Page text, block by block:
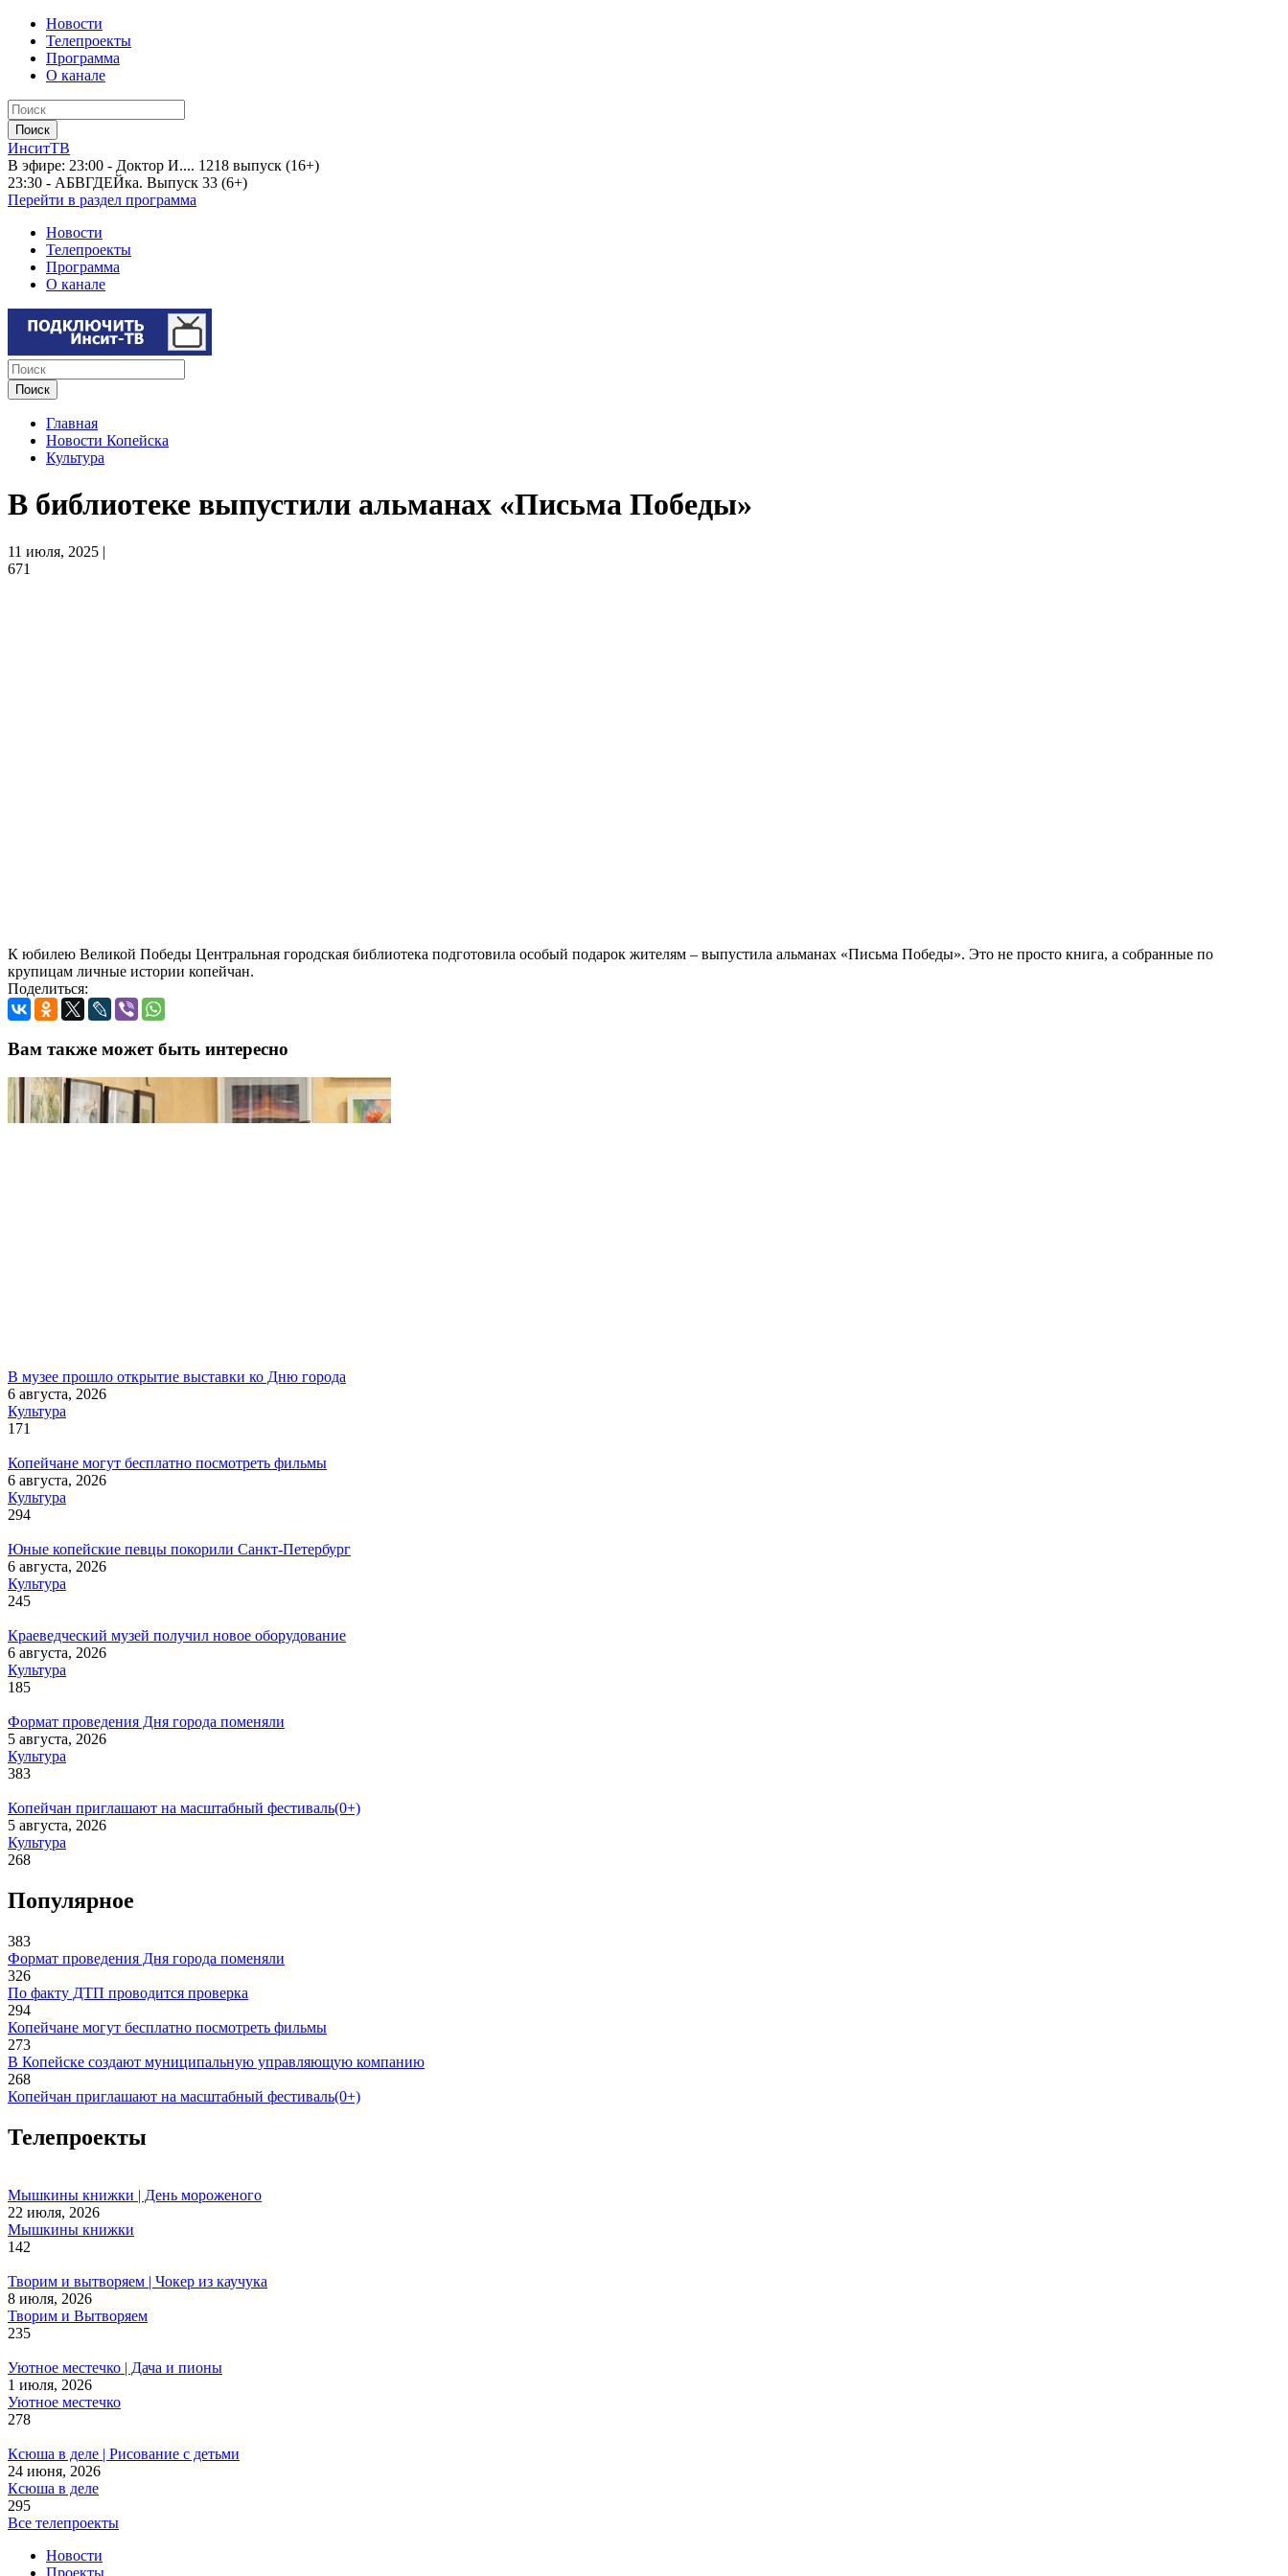
Новости
Телепроекты
Программа
О канале
ИнситТВ
В эфире: 23:00 - Доктор И.... 1218 выпуск (16+)
23:30 - АБВГДЕЙка. Выпуск 33 (6+)
Перейти в раздел программа
Новости
Телепроекты
Программа
О канале
Главная
Новости Копейска
Культура
В библиотеке выпустили альманах «Письма Победы»
11 июля, 2025 |
671
К юбилею Великой Победы Центральная городская библиотека подготовила особый подарок жителям – выпустила альманах «Письма Победы». Это не просто книга, а собранные по
крупицам личные истории копейчан.
Поделиться:
Вам также может быть интересно
В музее прошло открытие выставки ко Дню города
6 августа, 2026
Культура
171
Копейчане могут бесплатно посмотреть фильмы
6 августа, 2026
Культура
294
Юные копейские певцы покорили Санкт-Петербург
6 августа, 2026
Культура
245
Краеведческий музей получил новое оборудование
6 августа, 2026
Культура
185
Формат проведения Дня города поменяли
5 августа, 2026
Культура
383
Копейчан приглашают на масштабный фестиваль(0+)
5 августа, 2026
Культура
268
Популярное
383
Формат проведения Дня города поменяли
326
По факту ДТП проводится проверка
294
Копейчане могут бесплатно посмотреть фильмы
273
В Копейске создают муниципальную управляющую компанию
268
Копейчан приглашают на масштабный фестиваль(0+)
Телепроекты
Мышкины книжки | День мороженого
22 июля, 2026
Мышкины книжки
142
Творим и вытворяем | Чокер из каучука
8 июля, 2026
Творим и Вытворяем
235
Уютное местечко | Дача и пионы
1 июля, 2026
Уютное местечко
278
Ксюша в деле | Рисование с детьми
24 июня, 2026
Ксюша в деле
295
Все телепроекты
Новости
Проекты